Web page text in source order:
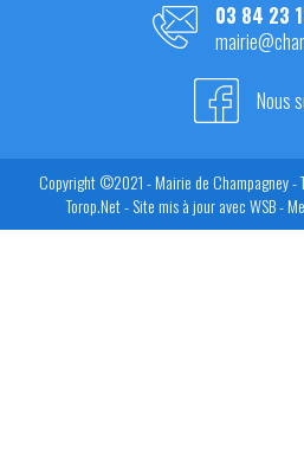
03 84 23
Nous
Copyright ©2021 - Mairie de Champagney -
Torop.Net - Site mis à jour avecWSB-